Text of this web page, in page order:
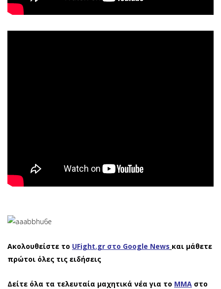
Ακολουθείστε το UFight.gr στο Google News και μάθετε
πρώτοι όλες τις ειδήσεις
Δείτε όλα τα τελευταία μαχητικά νέα για το ΜΜΑ στο